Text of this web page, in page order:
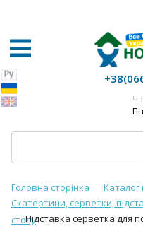
Головна сторінка Каталог
Скатертини, серветки,
столуПідставка серветка для